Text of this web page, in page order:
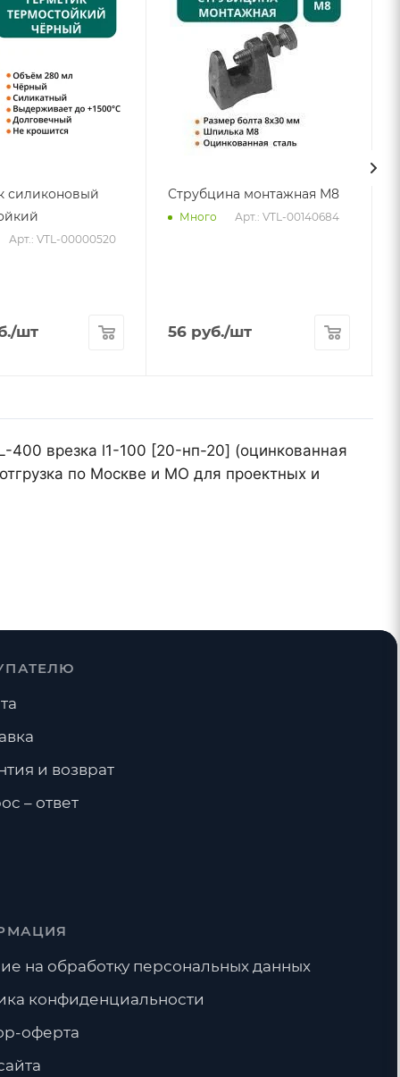
силиконовый
Арт.: VTL-00000520
/шт
Струбцина монтажная М8
Много Арт.: VTL-00140684
56 руб./шт
400 врезка l1-100 [20-нп-20] (оцинкованная
по Москве и МО для проектных и
и возврат
– ответ
на обработку персональных данных
конфиденциальности
оферта